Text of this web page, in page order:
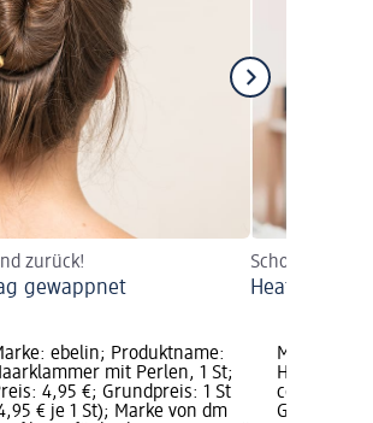
zurück!
gewappnet
Schonende
Heatless
ebelin; Produktname:
mit Perlen, 1 St;
4,95 €; Grundpreis: 1 St
€ je 1 St); Marke von dm
Marke:
coral, 1 St;
Grundpreis: